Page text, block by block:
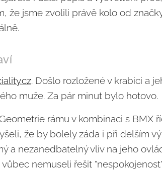
že jsme zvolili právě kolo od
. Došlo rozložené v krabici a
muže. Za pár minut bylo hotovo.
rámu v kombinaci s BMX
že by bolely záda i při delším
a nezanedbatelný vliv na jeho
nemuseli řešit